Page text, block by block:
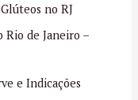
no RJ
de Janeiro –
e Indicações